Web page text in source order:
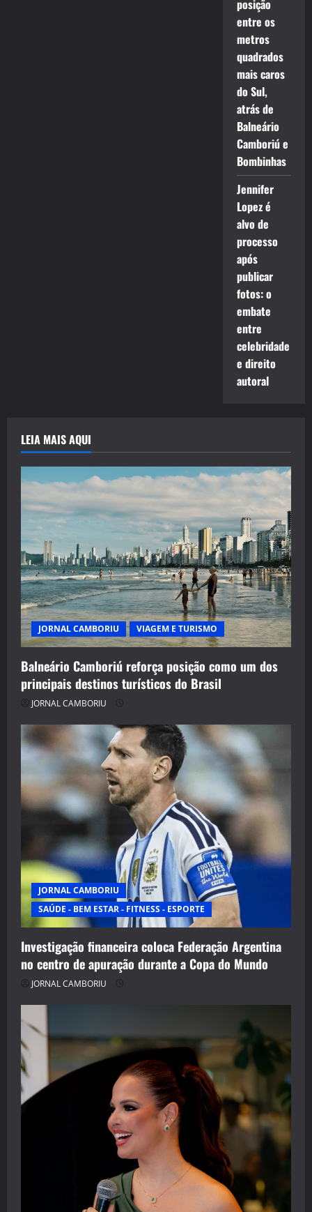
posição
entre os
metros
quadrados
mais caros
do Sul,
atrás de
Balneário
Camboriú e
Bombinhas
Jennifer
Lopez é
alvo de
processo
após
publicar
fotos: o
embate
entre
celebridade
e direito
autoral
LEIA MAIS AQUI
JORNAL CAMBORIU VIAGEM E TURISMO
Balneário Camboriú reforça posição como um dos
principais destinos turísticos do Brasil
JORNAL CAMBORIU
JORNAL CAMBORIU
SAÚDE - BEM ESTAR - FITNESS - ESPORTE
Investigação financeira coloca Federação Argentina
no centro de apuração durante a Copa do Mundo
JORNAL CAMBORIU